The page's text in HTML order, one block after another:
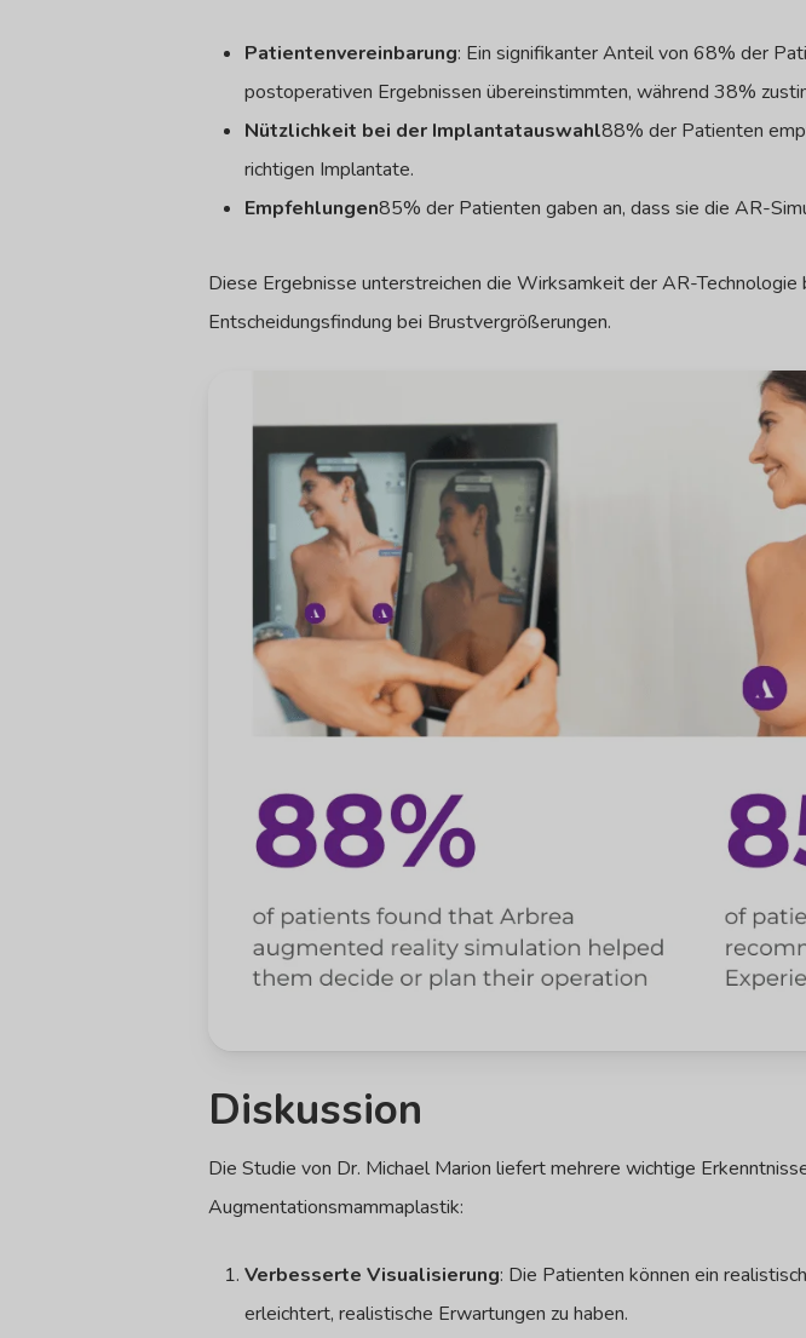
Patientenvereinbarung: Ein signifikanter Anteil von 68% der
postoperativen Ergebnissen übereinstimmten, während 38%
Nützlichkeit bei der Implantatauswahl88% der Patienten
richtigen Implantate.
Empfehlungen85% der Patienten gaben an, dass sie die AR-
Diese Ergebnisse unterstreichen die Wirksamkeit der AR-
Entscheidungsfindung bei Brustvergrößerungen.
Diskussion
Die Studie von Dr. Michael Marion liefert mehrere wichtige
Augmentationsmammaplastik:
Verbesserte Visualisierung: Die Patienten können ein
erleichtert, realistische Erwartungen zu haben.